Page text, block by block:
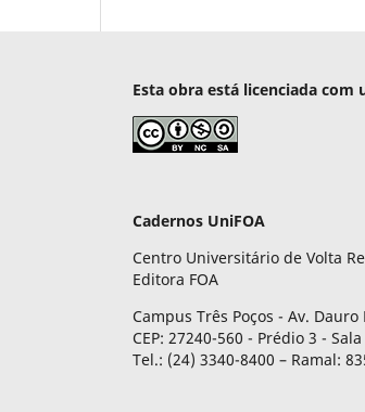
Esta obra está licenciada
Cadernos UniFOA
Centro Universitário de Volta
Editora FOA
Campus Três Poços - Av.
CEP: 27240-560 - Prédio 3 -
Tel.: (24) 3340-8400 – Ramal: